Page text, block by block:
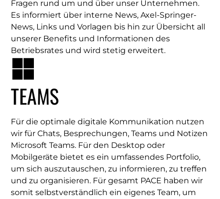
Fragen rund um und über unser Unternehmen.
Es informiert über interne News, Axel-Springer-
News, Links und Vorlagen bis hin zur Übersicht all
unserer Benefits und Informationen des
Betriebsrates und wird stetig erweitert.
TEAMS
Für die optimale digitale Kommunikation nutzen
wir für Chats, Besprechungen, Teams und Notizen
Microsoft Teams. Für den Desktop oder
Mobilgeräte bietet es ein umfassendes Portfolio,
um sich auszutauschen, zu informieren, zu treffen
und zu organisieren. Für gesamt PACE haben wir
somit selbstverständlich ein eigenes Team, um